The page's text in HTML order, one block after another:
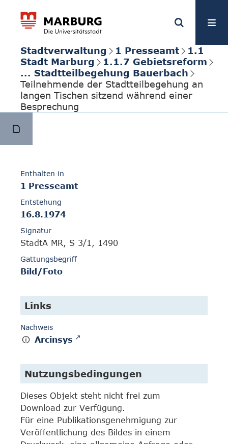
Stadtverwaltung 1 Presseamt
1.1
Stadt Marburg
1.1.7 Gebietsreform
... Stadtteilbegehung Bauerbach
Teilnehmende der Stadtteilbegehung an
langen Tischen sitzend während einer
Besprechung
Enthalten in
1 Presseamt
Entstehung
16.8.1974
Signatur
StadtA MR, S 3/1, 1490
Gattungsbegriff
Bild/Foto
Links
Nachweis
Arcinsys
Nutzungsbedingungen
Dieses Objekt steht nicht frei zum
Download zur Verfügung.
Für eine Publikationsgenehmigung zur
Veröffentlichung des Bildes in einem